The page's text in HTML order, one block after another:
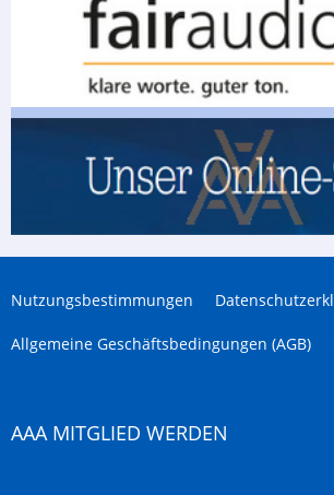
Nutzungsbestimmungen
Allgemeine Geschäftsbedingungen (AGB)
AAA MITGLIED WERDEN